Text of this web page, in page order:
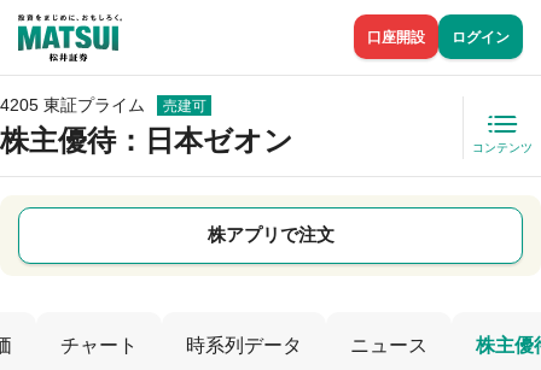
口座開設 ログイン
4205 東証プライム 売建可
株主優待：日本ゼオン コンテンツ
株アプリで注文
チャート 時系列データ ニュース 株主優